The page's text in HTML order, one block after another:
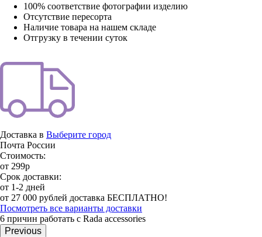
100% соответствие фотографии изделию
Отсутствие пересорта
Наличие товара на нашем складе
Отгрузку в течении суток
Доставка в Выберите город
Почта России
Стоимость:
от 299р
Срок доставки:
от 1-2 дней
от 27 000 рублей доставка БЕСПЛАТНО!
Посмотреть все варианты доставки
6 причин работать с Rada accessories
Previous